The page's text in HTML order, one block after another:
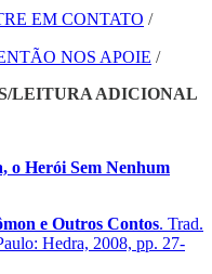
EM CONTATO /
NOS APOIE /
LEITURA ADICIONAL
o Herói Sem Nenhum
e Outros Contos. Trad.
Hedra, 2008, pp. 27-